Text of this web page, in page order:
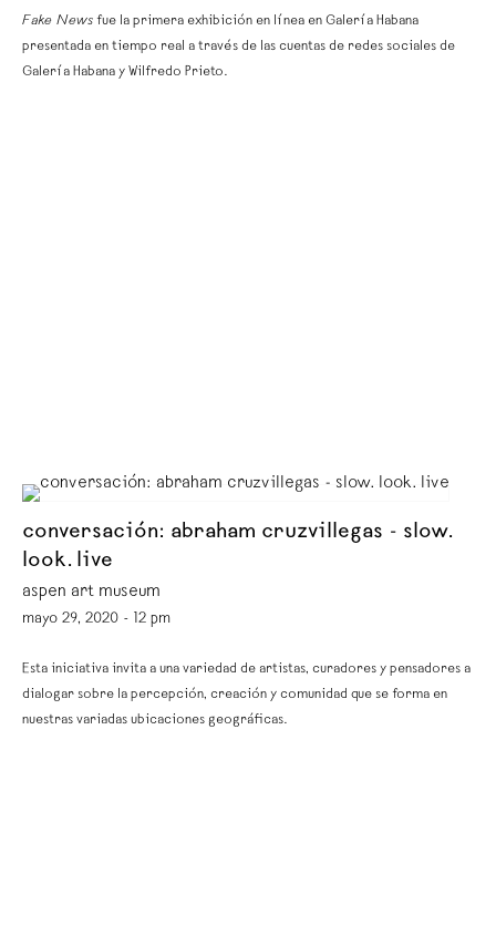
Fake News fue la primera exhibición en línea en Galería Habana
presentada en tiempo real a través de las cuentas de redes sociales de
Galería Habana y Wilfredo Prieto.
conversación: abraham cruzvillegas - slow.
look. live
aspen art museum
mayo 29, 2020 - 12 pm
Esta iniciativa invita a una variedad de artistas, curadores y pensadores a
dialogar sobre la percepción, creación y comunidad que se forma en
nuestras variadas ubicaciones geográficas.